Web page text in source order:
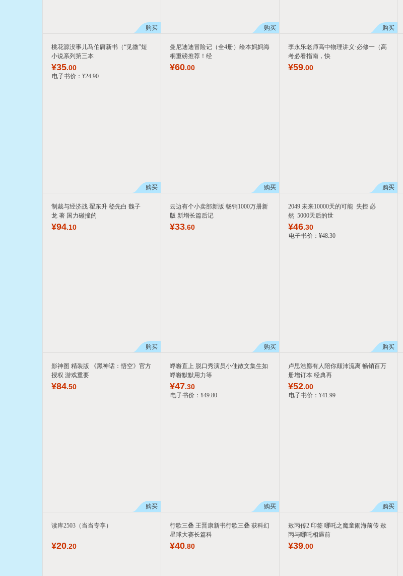
购买 购买 购买
桃花源没事儿马伯庸新书（“见微”短
小说系列第三本
¥35.00
电子书价： ¥24.90
购买
曼尼迪迪冒险记（全4册）绘本妈妈海
桐重磅推荐！经
¥60.00
购买
李永乐老师高中物理讲义·必修一（高
考必看指南，快
¥59.00
购买
制裁与经济战 翟东升 嵇先白 魏子
龙 著 国力碰撞的
¥94.10
购买
云边有个小卖部新版 畅销1000万册新
版 新增长篇后记
¥33.60
购买
2049 未来10000天的可能 失控 必
然 5000天后的世
¥46.30
电子书价： ¥48.30
购买
影神图 精装版 《黑神话：悟空》官方
授权 游戏重要
¥84.50
购买
蜉蝣直上 脱口秀演员小佳散文集生如
蜉蝣默默用力等
¥47.30
电子书价： ¥49.80
购买
卢思浩愿有人陪你颠沛流离 畅销百万
册增订本 经典再
¥52.00
电子书价： ¥41.99
购买
读库2503（当当专享）
¥20.20
行歌三叠 王晋康新书行歌三叠 获科幻
星球大赛长篇科
¥40.80
敖丙传2 印签 哪吒之魔童闹海前传 敖
丙与哪吒相遇前
¥39.00